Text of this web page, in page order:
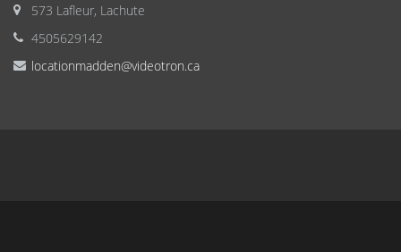
573 Lafleur, Lachute
4505629142
locationmadden@videotron.ca